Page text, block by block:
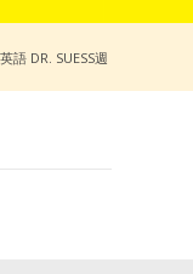
語 DR. SUESS週